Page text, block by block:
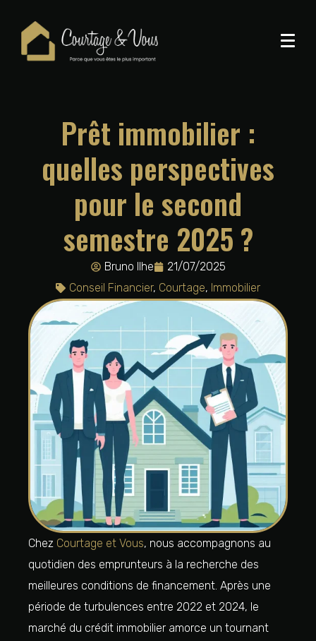
Prêt immobilier :
quelles perspectives
pour le second
semestre 2025 ?
Bruno Ilhe
21/07/2025
Conseil Financier, Courtage, Immobilier
Chez Courtage et Vous, nous accompagnons au
quotidien des emprunteurs à la recherche des
meilleures conditions de financement. Après une
période de turbulences entre 2022 et 2024, le
marché du crédit immobilier amorce un tournant